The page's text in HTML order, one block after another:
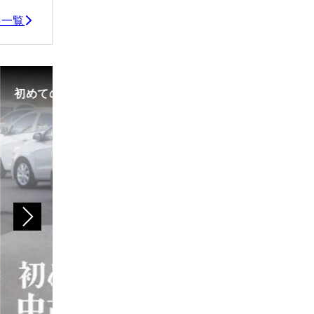
覧
初めての中古車選び、購入時の流れや必要な書類などに